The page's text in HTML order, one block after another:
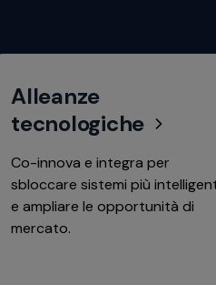
Alleanze
tecnologiche
Co-innova e integra per
sbloccare sistemi più intelligenti
e ampliare le opportunità di
mercato.